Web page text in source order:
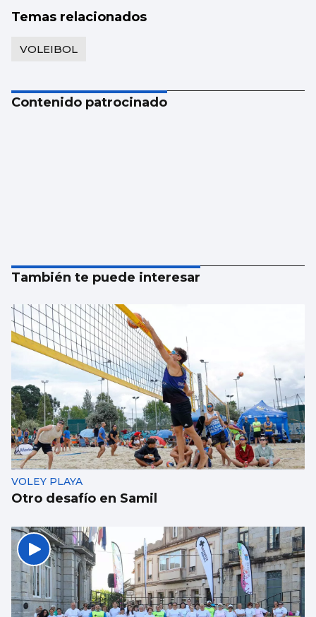
Temas relacionados
VOLEIBOL
Contenido patrocinado
También te puede interesar
VOLEY PLAYA
Otro desafío en Samil